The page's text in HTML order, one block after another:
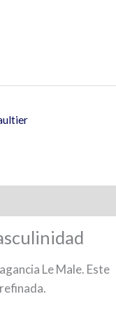
Le Male. Este